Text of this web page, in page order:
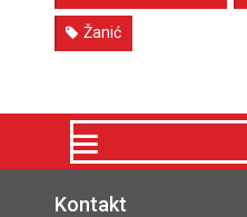
Žanić
Kontakt